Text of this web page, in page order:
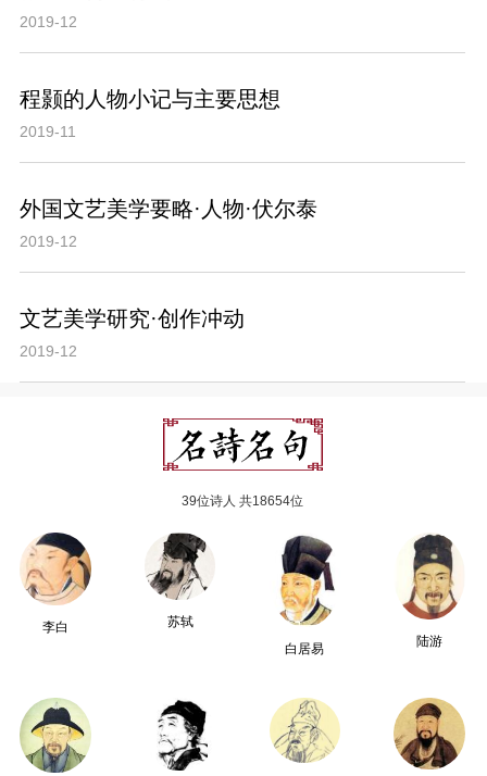
2019-12
程颢的人物小记与主要思想
2019-11
外国文艺美学要略·人物·伏尔泰
2019-12
文艺美学研究·创作冲动
2019-12
39位诗人 共18654位
李白
苏轼
白居易
陆游